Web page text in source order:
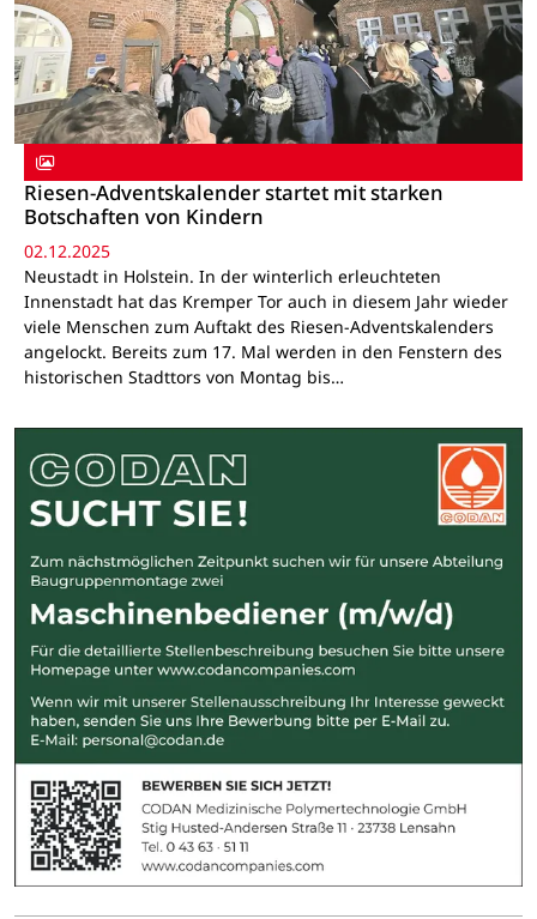
Riesen-Adventskalender startet mit starken
Botschaften von Kindern
02.12.2025
Neustadt in Holstein. In der winterlich erleuchteten
Innenstadt hat das Kremper Tor auch in diesem Jahr wieder
viele Menschen zum Auftakt des Riesen-Adventskalenders
angelockt. Bereits zum 17. Mal werden in den Fenstern des
historischen Stadttors von Montag bis…